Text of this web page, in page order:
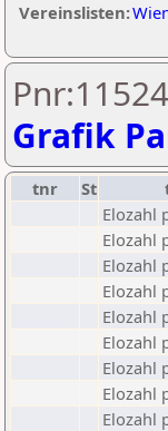
Vereinslisten:
Grafik
tnr St
Elozahl
Elozahl
Elozahl
Elozahl
Elozahl
Elozahl
Elozahl
Elozahl
Elozahl